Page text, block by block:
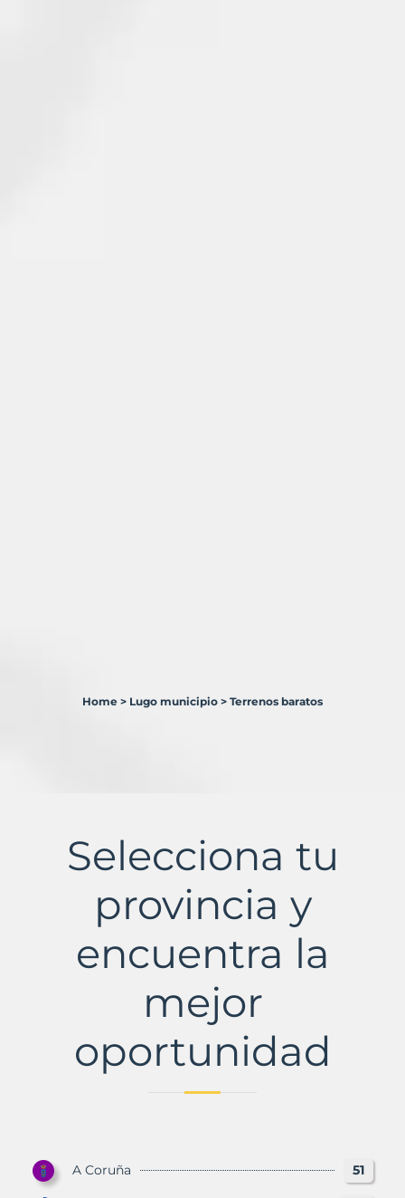
Murbalands
Home > Lugo municipio > Terrenos baratos
Selecciona tu
provincia y
encuentra la
mejor
oportunidad
A Coruña 51